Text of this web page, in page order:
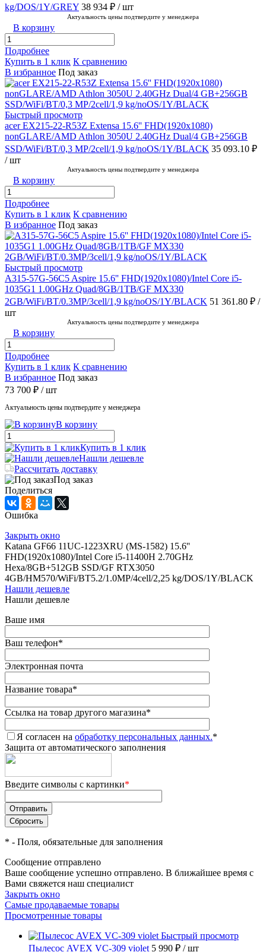
kg/DOS/1Y/GREY 38 934 ₽ / шт
Актуальность цены подтвердите у менеджера
В корзину
Подробнее
Купить в 1 клик К сравнению
В избранное Под заказ
Быстрый просмотр
acer EX215-22-R53Z Extensa 15.6'' FHD(1920x1080)
nonGLARE/AMD Athlon 3050U 2.40GHz Dual/4 GB+256GB
SSD/WiFi/BT/0,3 MP/2cell/1,9 kg/noOS/1Y/BLACK 35 093.10 ₽
/ шт
Актуальность цены подтвердите у менеджера
В корзину
Подробнее
Купить в 1 клик К сравнению
В избранное Под заказ
Быстрый просмотр
A315-57G-56C5 Aspire 15.6'' FHD(1920x1080)/Intel Core i5-
1035G1 1.00GHz Quad/8GB/1TB/GF MX330
2GB/WiFi/BT/0.3MP/3cell/1,9 kg/noOS/1Y/BLACK 51 361.80 ₽ /
шт
Актуальность цены подтвердите у менеджера
В корзину
Подробнее
Купить в 1 клик К сравнению
В избранное Под заказ
73 700 ₽ / шт
Актуальность цены подтвердите у менеджера
В корзину
Купить в 1 клик
Нашли дешевле
Рассчитать доставку
Под заказ
Поделиться
Ошибка
Закрыть окно
Katana GF66 11UC-1223XRU (MS-1582) 15.6''
FHD(1920x1080)/Intel Core i5-11400H 2.70GHz
Hexa/8GB+512GB SSD/GF RTX3050
4GB/HM570/WiFi/BT5.2/1.0MP/4cell/2,25 kg/DOS/1Y/BLACK
Нашли дешевле
Нашли дешевле
Ваше имя
Ваш телефон*
Электронная почта
Название товара*
Ссылка на товар другого магазина*
Я согласен на обработку персональных данных.*
Защита от автоматического заполнения
Введите символы с картинки*
* - Поля, обязательные для заполнения
Сообщение отправлено
Ваше сообщение успешно отправлено. В ближайшее время с
Вами свяжется наш специалист
Закрыть окно
Самые продаваемые товары
Просмотренные товары
Быстрый просмотр
Пылесос AVEX VC-309 violet 5 990 ₽ / шт